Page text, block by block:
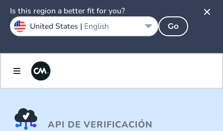
API DE VERIFICACIÓN
Is this region a better fit for you?
United States | English Go